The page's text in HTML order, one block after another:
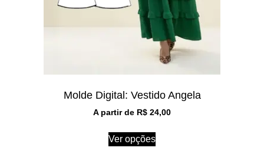
Molde Digital: Vestido Angela
A partir de R$ 24,00
Ver opções